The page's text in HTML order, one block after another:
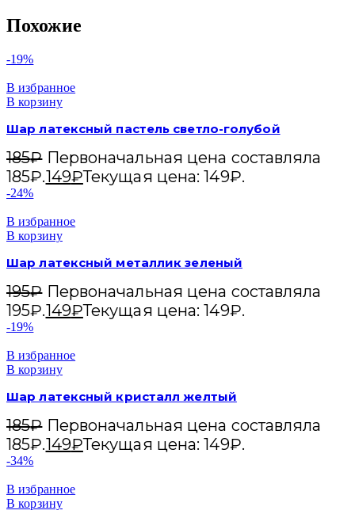
Похожие
-19%
В избранное
В корзину
Шар латексный пастель светло-голубой
185₽ Первоначальная цена составляла
185₽.149₽Текущая цена: 149₽.
-24%
В избранное
В корзину
Шар латексный металлик зеленый
195₽ Первоначальная цена составляла
195₽.149₽Текущая цена: 149₽.
-19%
В избранное
В корзину
Шар латексный кристалл желтый
185₽ Первоначальная цена составляла
185₽.149₽Текущая цена: 149₽.
-34%
В избранное
В корзину